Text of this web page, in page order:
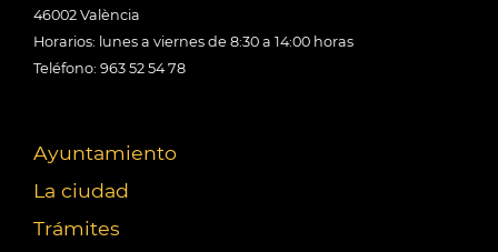
46002 València
Horarios: lunes a viernes de 8:30 a 14:00 horas
Teléfono: 963 52 54 78
Ayuntamiento
La ciudad
Trámites